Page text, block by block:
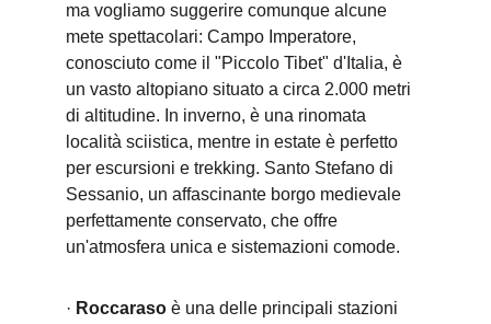
ma vogliamo suggerire comunque alcune
mete spettacolari: Campo Imperatore,
conosciuto come il "Piccolo Tibet" d'Italia, è
un vasto altopiano situato a circa 2.000 metri
di altitudine. In inverno, è una rinomata
località sciistica, mentre in estate è perfetto
per escursioni e trekking. Santo Stefano di
Sessanio, un affascinante borgo medievale
perfettamente conservato, che offre
un'atmosfera unica e sistemazioni comode.
· Roccaraso è una delle principali stazioni